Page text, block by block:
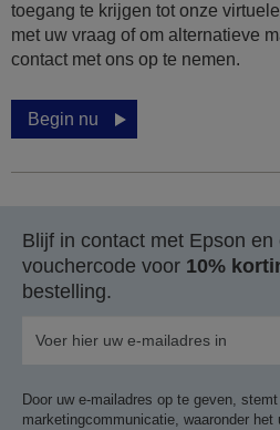
toegang te krijgen tot onze
met uw vraag of om alternatieve
contact met ons op te nemen.
Begin nu
Blijf in contact met Epson
vouchercode voor 10%
bestelling.
Door uw e-mailadres op te geven,
marketingcommunicatie, waaronder